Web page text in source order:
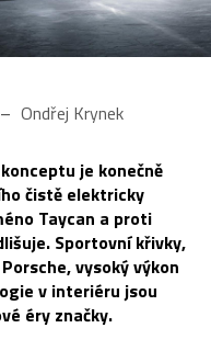
Ondřej Krynek
je konečně
čistě elektricky
Taycan a proti
Sportovní křivky,
vysoký výkon
v interiéru jsou
éry značky.